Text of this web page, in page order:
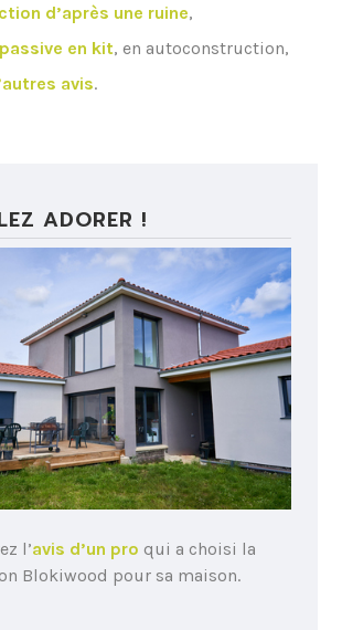
d’après une ruine,
en kit, en autoconstruction,
avis.
ADORER !
l’avis d’un pro qui a choisi la
Blokiwood pour sa maison.